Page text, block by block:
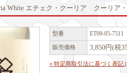
White エチェク・クーリア クーリア
型番
ET09-05-7511
販売価格
3,850円(税
» 特定商取引法に基づく表記